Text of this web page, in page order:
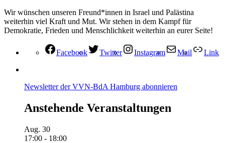
Wir wünschen unseren Freund*innen in Israel und Palästina
weiterhin viel Kraft und Mut. Wir stehen in dem Kampf für
Demokratie, Frieden und Menschlichkeit weiterhin an eurer Seite!
Facebook Twitter Instagram Mail Link
Newsletter der VVN-BdA Hamburg abonnieren
Anstehende Veranstaltungen
Aug. 30
17:00 - 18:00